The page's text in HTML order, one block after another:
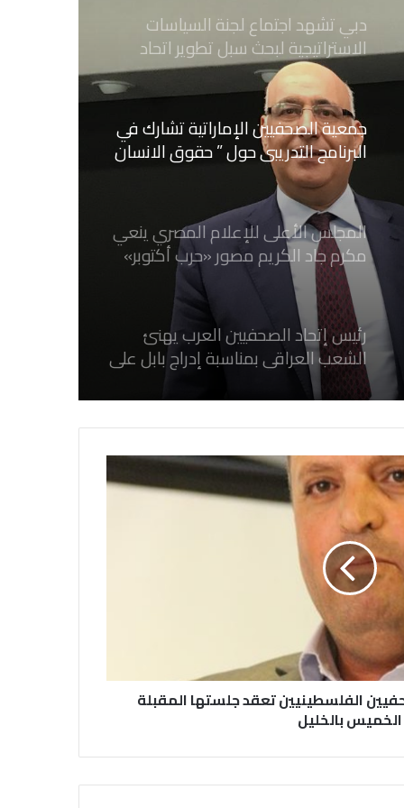
جمعية الصحفيين الإماراتية تشارك في
البرنامج التدريبي حول ” حقوق الانسان
وريادة الاعمال ” بإيطاليا
المجلس الأعلى للإعلام المصري ينعي
مكرم جاد الكريم مصور «حرب أكتوبر»
رئيس إتحاد الصحفيين العرب يهنئ
الشعب العراقي بمناسبة إدراج بابل على
لائحة التراث العالمي
هيئة أبوظبي للغة العربية لدعم
متحدثي اللغة العربية
“الأهرام” تحتفى بذكرى شاعر الشباب
والحب الراحل أحمد رامى
تحويل رواية الدكتور سلطان القاسمى
حاكم الشارقة إلى كتاب مسموع
منتدى القاهرة يناقش غداً تحديات
الصحافة فى عصر وسائل التواصل
الاجتماعى
والأدبية والتراثية.
الفلسطينيين تعقد جلستها المقبلة
الخميس بالخليل